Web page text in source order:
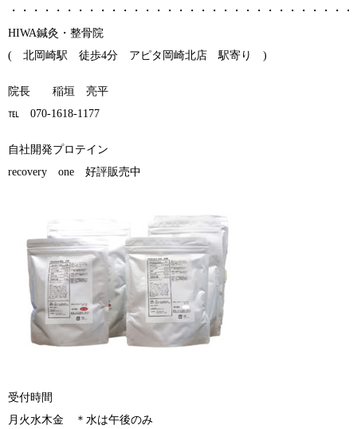
・・・・・・・・・・・・・・・・・・・・・・・・・・・・・・
HIWA鍼灸・整骨院
( 北岡崎駅 徒歩4分 アピタ岡崎北店 駅寄り )
院長 稲垣 亮平
℡ 070-1618-1177
自社開発プロテイン
recovery one 好評販売中
受付時間
月火水木金 ＊水は午後のみ